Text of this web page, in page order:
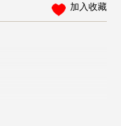
加入收藏